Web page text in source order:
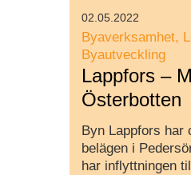
Byaverksamhet
Byautveckling
Lappfors –
Österbotten
Byn Lappfors har
belägen i
har inflyttningen
02.05.2022